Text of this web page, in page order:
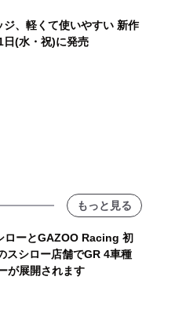
、軽くて使いやすい 新作
(水・祝)に発売
もっと見る
ローとGAZOO Racing 初
シロー店舗でGR 4車種
が展開されます